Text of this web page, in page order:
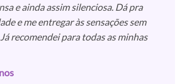
e ainda assim silenciosa. Dá pra
e me entregar às sensações sem
recomendei para todas as minhas